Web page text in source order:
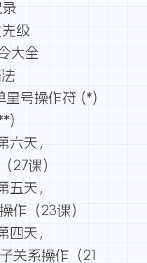
级
大全
星号操作符 (*)
六天，
27课）
五天，
作（23课）
四天，
关系操作（21